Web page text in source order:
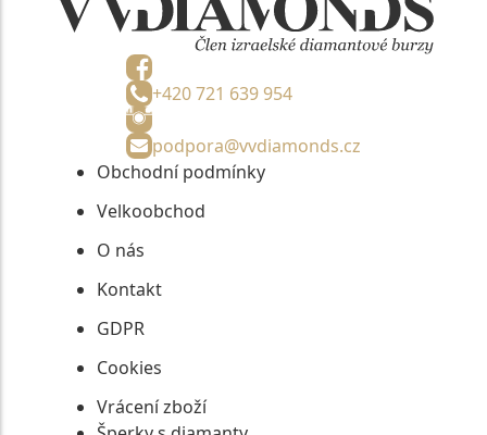
+420 721 639 954
podpora@vvdiamonds.cz
Obchodní podmínky
Velkoobchod
O nás
Kontakt
GDPR
Cookies
Vrácení zboží